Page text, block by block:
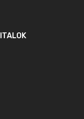
ITALOK